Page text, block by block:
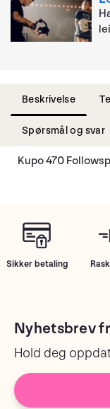
Beskrivelse
Spørsmål og svar
Kupo 470
Sikker betaling
Nyhetsbrev
Hold deg